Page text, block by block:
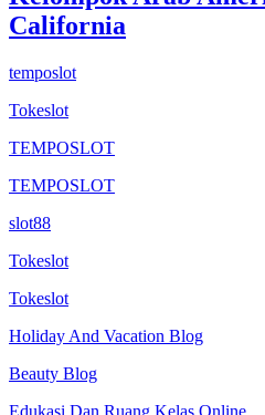
California
temposlot
Tokeslot
TEMPOSLOT
TEMPOSLOT
slot88
Tokeslot
Tokeslot
Holiday And Vacation Blog
Beauty Blog
Edukasi Dan Ruang Kelas Online